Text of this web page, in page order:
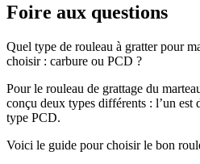
Foire aux questions
Quel type de rouleau à gratter pour
choisir : carbure ou PCD ?
Pour le rouleau de grattage du
conçu deux types différents : l’un est
type PCD.
Voici le guide pour choisir le bon